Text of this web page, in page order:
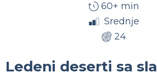
60+ min
Srednje
24
Ledeni deserti sa